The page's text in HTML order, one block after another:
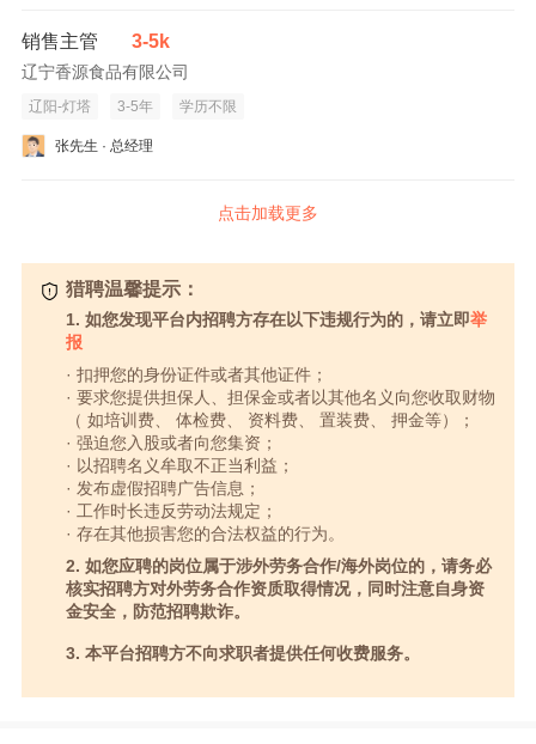
销售主管 3-5k
辽宁香源食品有限公司
辽阳-灯塔 3-5年 学历不限
张先生 · 总经理
点击加载更多
猎聘温馨提示：
1. 如您发现平台内招聘方存在以下违规行为的，请立即举
报
· 扣押您的身份证件或者其他证件；
· 要求您提供担保人、担保金或者以其他名义向您收取财物
（ 如培训费、 体检费、 资料费、 置装费、 押金等）；
· 强迫您入股或者向您集资；
· 以招聘名义牟取不正当利益；
· 发布虚假招聘广告信息；
· 工作时长违反劳动法规定；
· 存在其他损害您的合法权益的行为。
2. 如您应聘的岗位属于涉外劳务合作/海外岗位的，请务必
核实招聘方对外劳务合作资质取得情况，同时注意自身资
金安全，防范招聘欺诈。
3. 本平台招聘方不向求职者提供任何收费服务。